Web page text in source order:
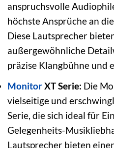
anspruchsvolle
höchste Ansprüche an
Diese Lautsprecher
außergewöhnliche
präzise Klangbühne und
MonitorXT Serie: Die
vielseitige und
Serie, die sich ideal für
Gelegenheits-
Lautsprecher bieten